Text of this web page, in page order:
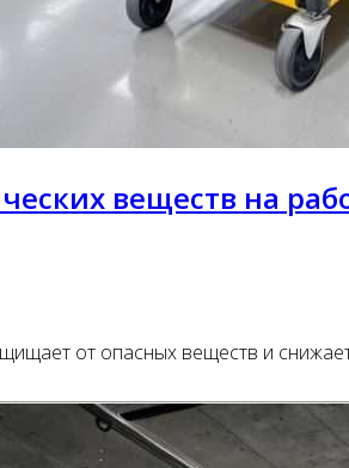
веществ на
от опасных веществ и